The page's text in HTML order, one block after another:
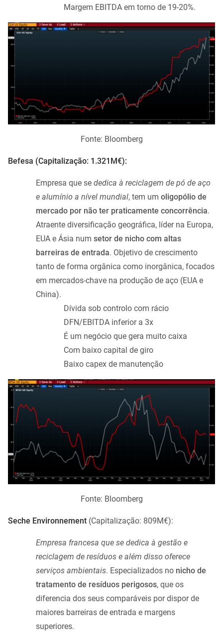
Margem EBITDA em torno de 19-20%.
Fonte: Bloomberg
Befesa (Capitalização: 1.321M€):
Empresa que se dedica à reciclagem de pó de aço
e alumínio a nível mundial, tem um oligopólio de
mercado por não ter praticamente concorrência.
Atraente diversificação geográfica, líder na Europa,
EUA e Ásia num setor de nicho com altas
barreiras de entrada. Objetivo de crescimento
tanto de forma orgânica como inorgânica, focados
em mercados-chave na produção de aço (EUA e
China).
Dívida sob controlo com rácio
DFN/EBITDA inferior a 3x
É um negócio que gera muito caixa
Com baixo capital de giro
Baixo capex de manutenção
Fonte: Bloomberg
Seche Environnement (Capitalização: 809M€):
Empresa francesa que se dedica à gestão e
reciclagem de resíduos e além disso oferece
serviços ambientais. Especializados no nicho de
tratamento de resíduos perigosos, que os
diferencia dos seus comparáveis por dispor de
maiores barreiras de entrada e margens
superiores.